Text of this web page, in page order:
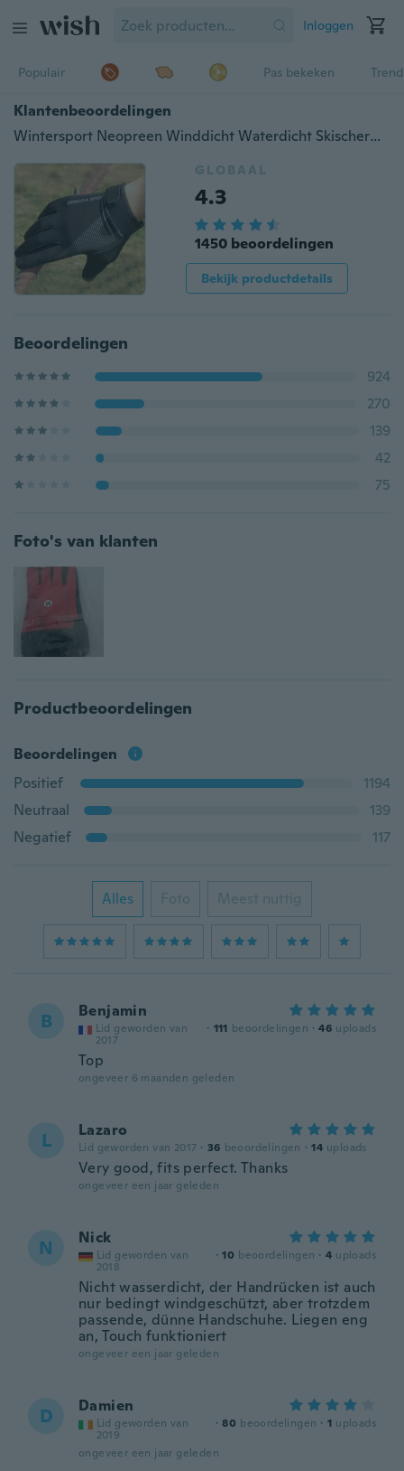
Inloggen
Populair Pas bekeken
Klantenbeoordelingen
Wintersport Neopreen Winddicht Waterdicht Skischerm Thermische handschoenen
GLOBAAL
4.3
1450 beoordelingen
Bekijk productdetails
Beoordelingen
924
270
139
42
75
Foto's van klanten
Productbeoordelingen
Beoordelingen
Positief
1194
Neutraal
139
Negatief
117
Alles Foto Meest nuttig
B Benjamin
Lid geworden van
2017
· 111 beoordelingen · 46 uploads
Top
ongeveer 6 maanden geleden
L Lazaro
Lid geworden van 2017 · 36 beoordelingen · 14 uploads
Very good, fits perfect. Thanks
ongeveer een jaar geleden
N Nick
Lid geworden van
2018
· 10 beoordelingen · 4 uploads
Nicht wasserdicht, der Handrücken ist auch
nur bedingt windgeschützt, aber trotzdem
passende, dünne Handschuhe. Liegen eng
an, Touch funktioniert
ongeveer een jaar geleden
D Damien
Lid geworden van
2019
· 80 beoordelingen · 1 uploads
ongeveer een jaar geleden